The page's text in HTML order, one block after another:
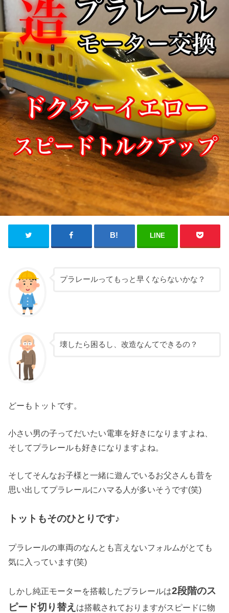
LINE
プラレールってもっと早くならないかな？
壊したら困るし、改造なんてできるの？
どーもトットです。
小さい男の子ってだいたい電車を好きになりますよね、
そしてプラレールも好きになりますよね。
そしてそんなお子様と一緒に遊んでいるお父さんも昔を
思い出してプラレールにハマる人が多いそうです(笑)
トットもそのひとりです♪
プラレールの車両のなんとも言えないフォルムがとても
気に入っています(笑)
しかし純正モーターを搭載したプラレールは2段階のス
ピード切り替え は搭載されておりますがスピードに物